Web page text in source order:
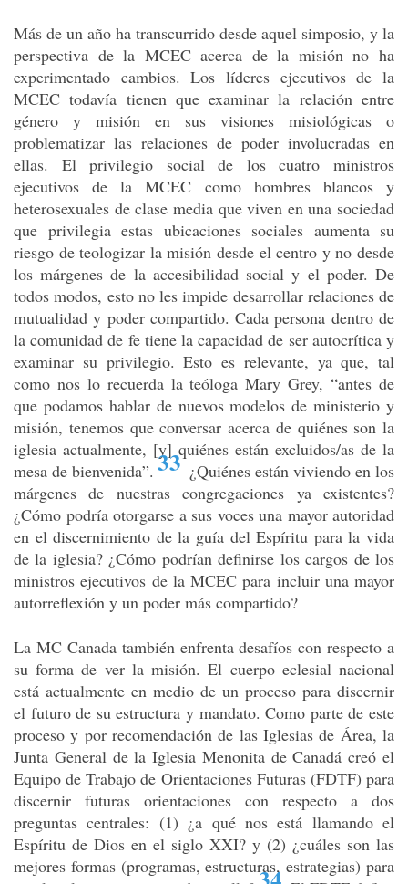
Más de un año ha transcurrido desde aquel simposio, y la
perspectiva de la MCEC acerca de la misión no ha
experimentado cambios. Los líderes ejecutivos de la
MCEC todavía tienen que examinar la relación entre
género y misión en sus visiones misiológicas o
problematizar las relaciones de poder involucradas en
ellas. El privilegio social de los cuatro ministros
ejecutivos de la MCEC como hombres blancos y
heterosexuales de clase media que viven en una sociedad
que privilegia estas ubicaciones sociales aumenta su
riesgo de teologizar la misión desde el centro y no desde
los márgenes de la accesibilidad social y el poder. De
todos modos, esto no les impide desarrollar relaciones de
mutualidad y poder compartido. Cada persona dentro de
la comunidad de fe tiene la capacidad de ser autocrítica y
examinar su privilegio. Esto es relevante, ya que, tal
como nos lo recuerda la teóloga Mary Grey, “antes de
que podamos hablar de nuevos modelos de ministerio y
misión, tenemos que conversar acerca de quiénes son la
iglesia actualmente, [y] quiénes están excluidos/as de la
mesa de bienvenida”. 33 ¿Quiénes están viviendo en los
márgenes de nuestras congregaciones ya existentes?
¿Cómo podría otorgarse a sus voces una mayor autoridad
en el discernimiento de la guía del Espíritu para la vida
de la iglesia? ¿Cómo podrían definirse los cargos de los
ministros ejecutivos de la MCEC para incluir una mayor
autorreflexión y un poder más compartido?
La MC Canada también enfrenta desafíos con respecto a
su forma de ver la misión. El cuerpo eclesial nacional
está actualmente en medio de un proceso para discernir
el futuro de su estructura y mandato. Como parte de este
proceso y por recomendación de las Iglesias de Área, la
Junta General de la Iglesia Menonita de Canadá creó el
Equipo de Trabajo de Orientaciones Futuras (FDTF) para
discernir futuras orientaciones con respecto a dos
preguntas centrales: (1) ¿a qué nos está llamando el
Espíritu de Dios en el siglo XXI? y (2) ¿cuáles son las
mejores formas (programas, estructuras, estrategias) para